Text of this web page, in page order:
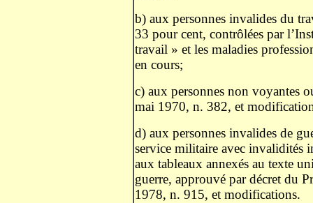
b) aux personnes invalides du
33 pour cent, contrôlées par
travail » et les maladies
en cours;
c) aux personnes non voyantes
mai 1970, n. 382, et
d) aux personnes invalides de
service militaire avec invalidités
aux tableaux annexés au texte
guerre, approuvé par décret du
1978, n. 915, et modifications.